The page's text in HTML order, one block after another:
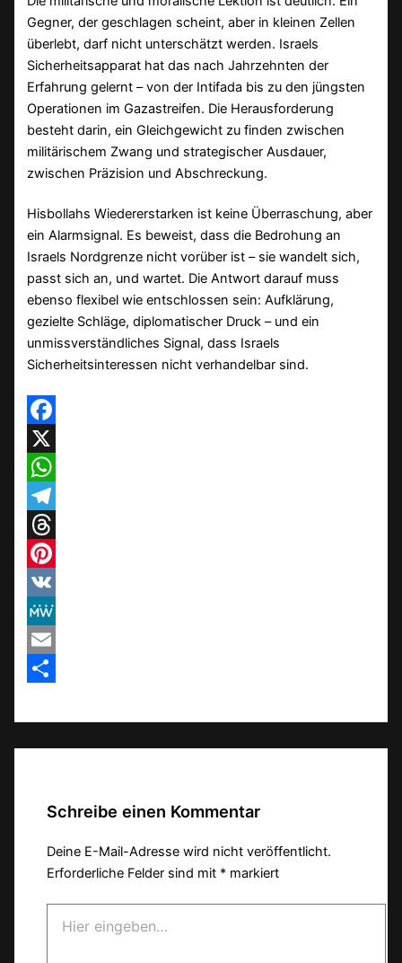
Gegner, der geschlagen scheint, aber in kleinen Zellen
überlebt, darf nicht unterschätzt werden. Israels
Sicherheitsapparat hat das nach Jahrzehnten der
Erfahrung gelernt – von der Intifada bis zu den jüngsten
Operationen im Gazastreifen. Die Herausforderung
besteht darin, ein Gleichgewicht zu finden zwischen
militärischem Zwang und strategischer Ausdauer,
zwischen Präzision und Abschreckung.
Hisbollahs Wiedererstarken ist keine Überraschung, aber
ein Alarmsignal. Es beweist, dass die Bedrohung an
Israels Nordgrenze nicht vorüber ist – sie wandelt sich,
passt sich an, und wartet. Die Antwort darauf muss
ebenso flexibel wie entschlossen sein: Aufklärung,
gezielte Schläge, diplomatischer Druck – und ein
unmissverständliches Signal, dass Israels
Sicherheitsinteressen nicht verhandelbar sind.
Facebook
X
WhatsApp
Telegram
Threads
Pinterest
VK
MeWe
Email
Schreibe einen Kommentar
Deine E-Mail-Adresse wird nicht veröffentlicht.
Erforderliche Felder sind mit * markiert
eingeben…